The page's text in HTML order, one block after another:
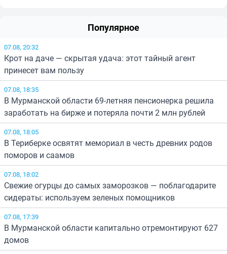
Популярное
07.08, 20:32
Крот на даче — скрытая удача: этот тайный агент
принесет вам пользу
07.08, 18:35
В Мурманской области 69-летняя пенсионерка решила
заработать на бирже и потеряла почти 2 млн рублей
07.08, 18:05
В Териберке освятят мемориал в честь древних родов
поморов и саамов
07.08, 18:02
Свежие огурцы до самых заморозков — поблагодарите
сидераты: используем зеленых помощников
07.08, 17:39
В Мурманской области капитально отремонтируют 627
домов